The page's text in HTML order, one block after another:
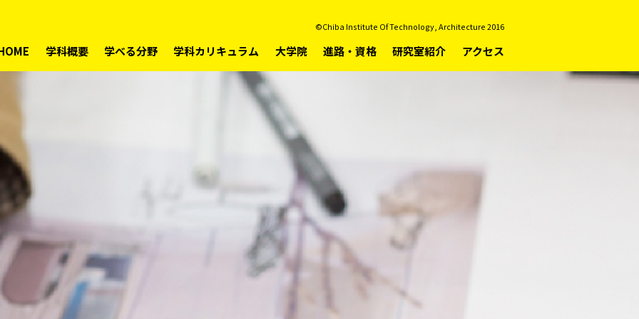
©Chiba Institute Of Technology, Architecture 2016
学科概要 学べる分野 学科カリキュラム 大学院 進路・資格 研究室紹介 アクセス